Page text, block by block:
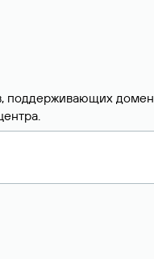
поддерживающих
делегируют